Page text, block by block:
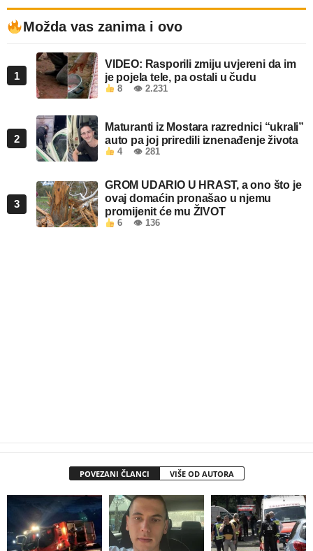
Možda vas zanima i ovo
1
VIDEO: Rasporili zmiju uvjereni da im
je pojela tele, pa ostali u čudu
8 👁 2.231
2
Maturanti iz Mostara razrednici “ukrali”
auto pa joj priredili iznenađenje života
4 👁 281
3
GROM UDARIO U HRAST, a ono što je
ovaj domaćin pronašao u njemu
promijenit će mu ŽIVOT
6 👁 136
POVEZANI ČLANCI VIŠE OD AUTORA